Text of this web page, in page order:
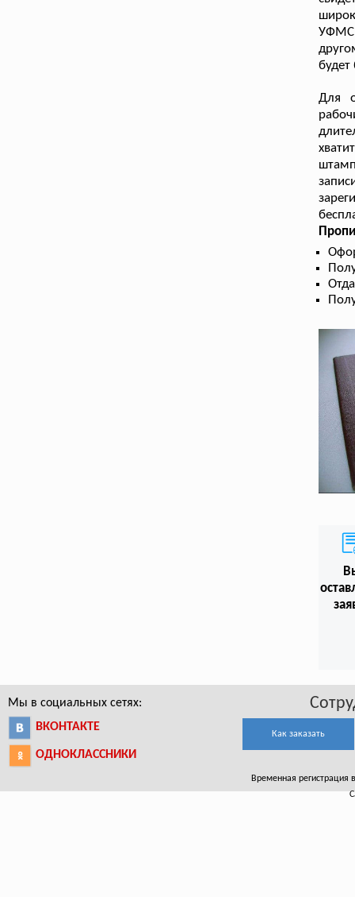
УФМС.
Для
Мы в социальных сетях:
ВКОНТАКТЕ
ОДНОКЛАССНИКИ
Как заказать
Временная регистрация